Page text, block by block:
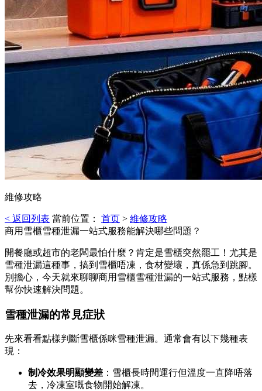
維修攻略
< 返回列表 當前位置： 首页 > 維修攻略
商用雪櫃雪種泄漏一站式服務能解決哪些問題？
開餐廳或超市的老闆最怕什麼？肯定是雪櫃突然罷工！尤其是
雪種泄漏這種事，搞到雪櫃唔凍，食材變壞，真係急到跳腳。
別擔心，今天就來聊聊商用雪櫃雪種泄漏的一站式服務，點樣
幫你快速解決問題。
雪種泄漏的常見症狀
先來看看點樣判斷雪櫃係咪雪種泄漏。通常會有以下幾種表
現：
制冷效果明顯變差 ：雪櫃長時間運行但溫度一直降唔落
去，冷凍室嘅食物開始解凍。